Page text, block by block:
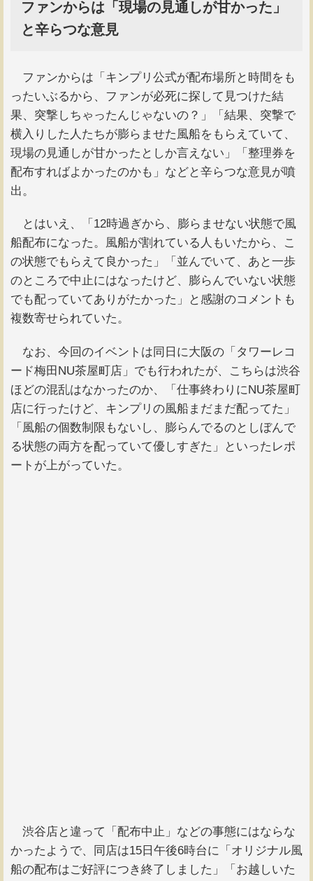
ファンからは「現場の見通しが甘かった」
と辛らつな意見
ファンからは「キンプリ公式が配布場所と時間をも
ったいぶるから、ファンが必死に探して見つけた結
果、突撃しちゃったんじゃないの？」「結果、突撃で
横入りした人たちが膨らませた風船をもらえていて、
現場の見通しが甘かったとしか言えない」「整理券を
配布すればよかったのかも」などと辛らつな意見が噴
出。
とはいえ、「12時過ぎから、膨らませない状態で風
船配布になった。風船が割れている人もいたから、こ
の状態でもらえて良かった」「並んでいて、あと一歩
のところで中止にはなったけど、膨らんでいない状態
でも配っていてありがたかった」と感謝のコメントも
複数寄せられていた。
なお、今回のイベントは同日に大阪の「タワーレコ
ード梅田NU茶屋町店」でも行われたが、こちらは渋谷
ほどの混乱はなかったのか、「仕事終わりにNU茶屋町
店に行ったけど、キンプリの風船まだまだ配ってた」
「風船の個数制限もないし、膨らんでるのとしぼんで
る状態の両方を配っていて優しすぎた」といったレポ
ートが上がっていた。
渋谷店と違って「配布中止」などの事態にはならな
かったようで、同店は15日午後6時台に「オリジナル風
船の配布はご好評につき終了しました」「お越しいた